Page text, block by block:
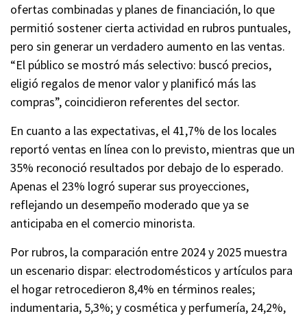
ofertas combinadas y planes de financiación, lo que
permitió sostener cierta actividad en rubros puntuales,
pero sin generar un verdadero aumento en las ventas.
“El público se mostró más selectivo: buscó precios,
eligió regalos de menor valor y planificó más las
compras”, coincidieron referentes del sector.
En cuanto a las expectativas, el 41,7% de los locales
reportó ventas en línea con lo previsto, mientras que un
35% reconoció resultados por debajo de lo esperado.
Apenas el 23% logró superar sus proyecciones,
reflejando un desempeño moderado que ya se
anticipaba en el comercio minorista.
Por rubros, la comparación entre 2024 y 2025 muestra
un escenario dispar: electrodomésticos y artículos para
el hogar retrocedieron 8,4% en términos reales;
indumentaria, 5,3%; y cosmética y perfumería, 24,2%,